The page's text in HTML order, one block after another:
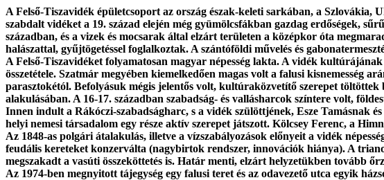
A Felső-Tiszavidék épületcsoport az ország észak-keleti sarkában, a Szlovákia,
szabdalt vidéket a 19. század elején még gyümölcsfákban gazdag erdőségek,
században, és a vizek és mocsarak által elzárt területen a középkor óta
halászattal, gyűjtögetéssel foglalkoztak. A szántóföldi művelés és
A Felső-Tiszavidéket folyamatosan magyar népesség lakta. A vidék
összetétele. Szatmár megyében kiemelkedően magas volt a falusi kisnemesség
parasztokétól. Befolyásuk mégis jelentős volt, kultúraközvetítő szerepet
alakulásában. A 16-17. században szabadság- és vallásharcok színtere volt,
Innen indult a Rákóczi-szabadságharc, s a vidék szülöttjének, Esze Tamásnak
helyi nemesi társadalom egy része aktív szerepet játszott. Kölcsey Ferenc, a
Az 1848-as polgári átalakulás, illetve a vízszabályozások előnyeit a vidék
feudális kereteket konzerválta (nagybirtok rendszer, innovációk hiánya). A
megszakadt a vasúti összeköttetés is. Határ menti, elzárt helyzetükben tovább
Az 1974-ben megnyitott tájegység egy falusi teret és az odavezető utca egyik